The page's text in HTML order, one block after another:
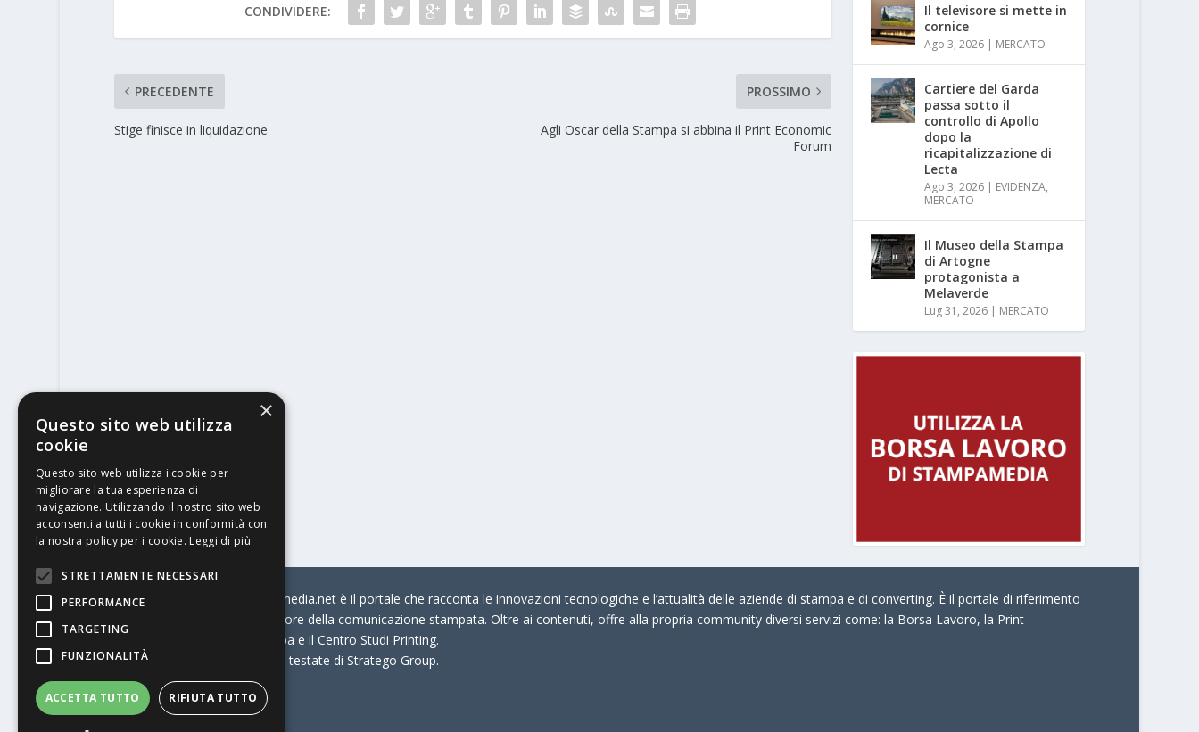
CONDIVIDERE:
PRECEDENTE
Stige finisce in liquidazione
PROSSIMO
Agli Oscar della Stampa si abbina il Print Economic
Forum
Il televisore si mette in
cornice
Ago 3, 2026 | MERCATO
Cartiere del Garda
passa sotto il
controllo di Apollo
dopo la
ricapitalizzazione di
Lecta
Ago 3, 2026 | EVIDENZA,
MERCATO
Il Museo della Stampa
di Artogne
protagonista a
Melaverde
Lug 31, 2026 | MERCATO
© Stratego Group –
stampamedia.net è il portale che racconta le innovazioni tecnologiche e l’attualità delle aziende di stampa e di converting. È il portale di riferimento
per chi opera in Italia nel settore della comunicazione stampata. Oltre ai contenuti, offre alla propria community diversi servizi come: la Borsa Lavoro, la Print
Connection, i Big della Stampa e il Centro Studi Printing.
Stampamedia.net è una delle testate di Stratego Group.
Partita IVA07921450156
×
Questo sito web utilizza
cookie
Questo sito web utilizza i cookie per
migliorare la tua esperienza di
navigazione. Utilizzando il nostro sito web
acconsenti a tutti i cookie in conformità con
la nostra policy per i cookie. Leggi di più
STRETTAMENTE NECESSARI
PERFORMANCE
TARGETING
FUNZIONALITÀ
ACCETTA TUTTO RIFIUTA TUTTO